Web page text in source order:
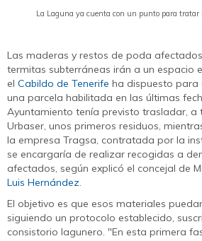
La Laguna ya cuenta con un punto para tratar
Las maderas y restos de poda
termitas subterráneas irán a un espacio
el Cabildo de Tenerife ha dispuesto para
una parcela habilitada en las últimas
Ayuntamiento tenía previsto trasladar, a
Urbaser, unos primeros residuos,
la empresa Tragsa, contratada por la
se encargaría de realizar recogidas a
afectados, según explicó el concejal de
Luis Hernández.
El objetivo es que esos materiales
siguiendo un protocolo establecido,
consistorio lagunero. "En esta primera